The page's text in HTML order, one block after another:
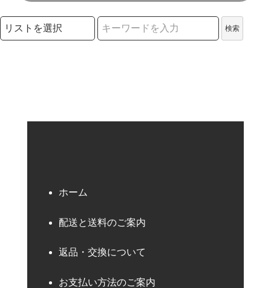
検索リストの選択
検索
ホーム
配送と送料のご案内
返品・交換について
お支払い方法のご案内